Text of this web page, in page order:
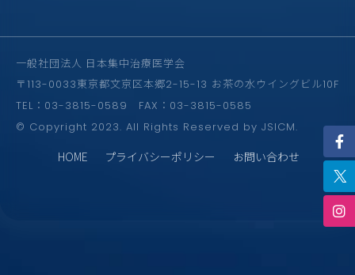
一般社団法人 日本集中治療医学会
〒113-0033東京都文京区本郷2-15-13 お茶の水ウイングビル10F
TEL：03-3815-0589 FAX：03-3815-0585
© Copyright 2023. All Rights Reserved by JSICM.
HOME プライバシーポリシー お問い合わせ